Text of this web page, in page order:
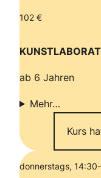
102 €
ab 6 Jahren
Mehr…
Kurs
donnerstags,